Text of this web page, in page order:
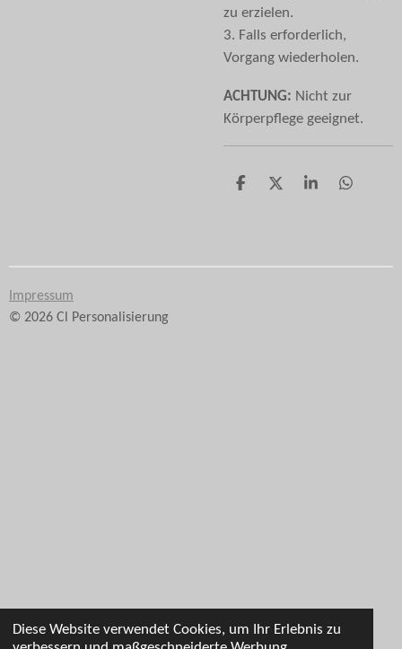
Diese Website verwendet Cookies, um Ihr Erlebnis zu
zu erzielen.
3. Falls erforderlich,
Vorgang wiederholen.
ACHTUNG: Nicht zur
Körperpflege geeignet.
T
n
T
n
T
n
T
n
Impressum
© 2026 Cl Personalisierung